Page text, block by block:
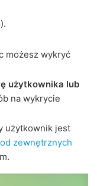
możesz wykryć
użytkownika lub
na wykrycie
użytkownik jest
zewnętrznych